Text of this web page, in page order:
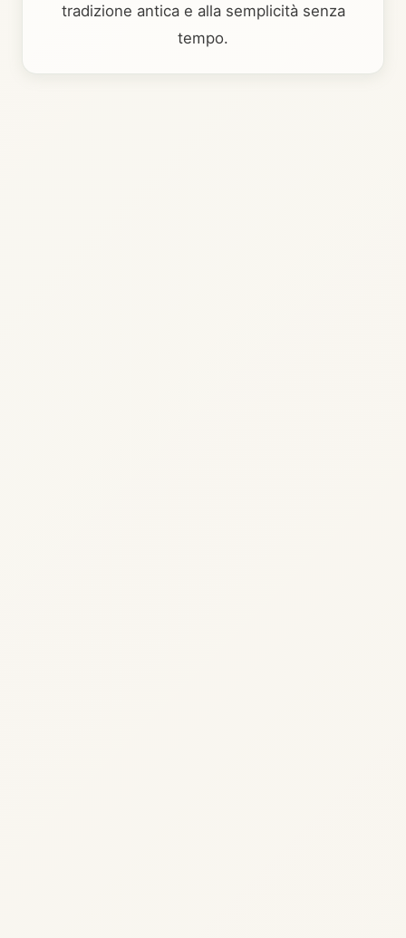
tradizione antica e alla semplicità senza
tempo.